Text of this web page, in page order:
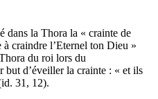
dans la Thora la « crainte de
craindre l’Eternel ton Dieu »
du roi lors du
but d’éveiller la crainte : « et ils
31, 12).